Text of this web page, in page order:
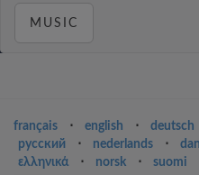
MUSIC
français ⋅ english ⋅ deutsch
русский
⋅ nederlands ⋅
ελληνικά
⋅ norsk ⋅ suomi